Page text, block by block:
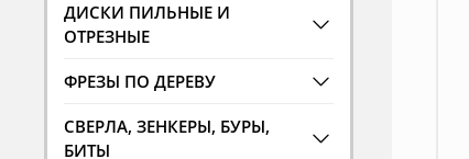
ДИСКИ ПИЛЬНЫЕ И
ОТРЕЗНЫЕ
ФРЕЗЫ ПО ДЕРЕВУ
СВЕРЛА, ЗЕНКЕРЫ, БУРЫ,
БИТЫ